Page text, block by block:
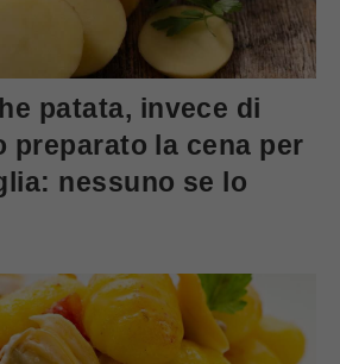
patata, invece di
preparato la cena per
nessuno se lo